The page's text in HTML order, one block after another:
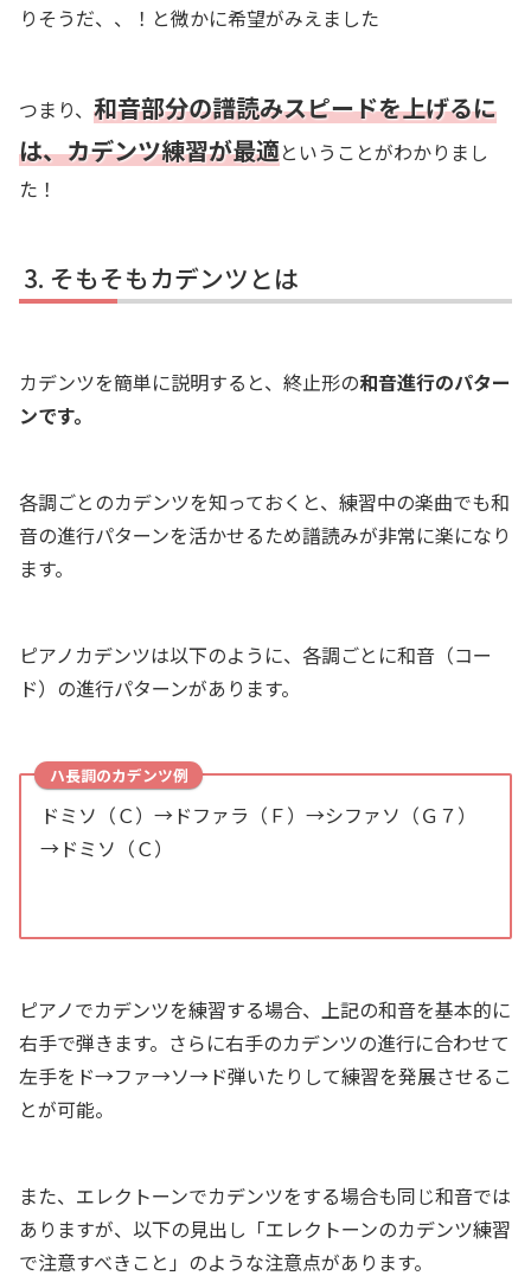
りそうだ、、！と微かに希望がみえました
つまり、 和音部分の譜読みスピードを上げるに
は、カデンツ練習が最適ということがわかりまし
た！
そもそもカデンツとは
カデンツを簡単に説明すると、終止形の和音進行のパター
ンです。
各調ごとのカデンツを知っておくと、練習中の楽曲でも和
音の進行パターンを活かせるため譜読みが非常に楽になり
ます。
ピアノカデンツは以下のように、各調ごとに和音（コー
ド）の進行パターンがあります。
ハ長調のカデンツ例
ドミソ（Ｃ）→ドファラ（Ｆ）→シファソ（Ｇ７）
→ドミソ（Ｃ）
ピアノでカデンツを練習する場合、上記の和音を基本的に
右手で弾きます。さらに右手のカデンツの進行に合わせて
左手をド→ファ→ソ→ド弾いたりして練習を発展させるこ
とが可能。
また、エレクトーンでカデンツをする場合も同じ和音では
ありますが、以下の見出し「エレクトーンのカデンツ練習
で注意すべきこと」のような注意点があります。